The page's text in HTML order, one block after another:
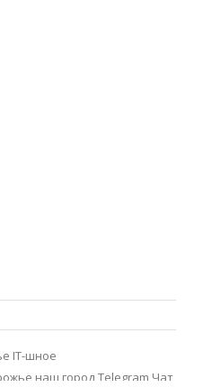
IT-шное
наш город Telegram Чат